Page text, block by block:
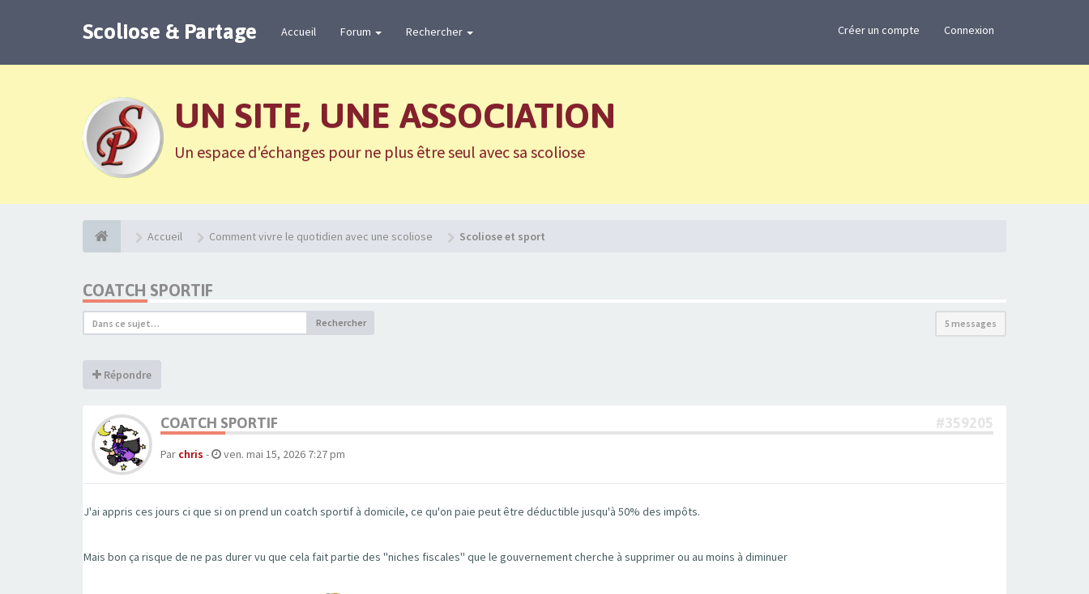
Scoliose & Partage Accueil Forum Rechercher Créer un compte Connexion
UN SITE, UNE ASSOCIATION
Un espace d'échanges pour ne plus être seul avec sa scoliose
Accueil Comment vivre le quotidien avec une scoliose Scoliose et sport
COATCH SPORTIF
Rechercher 5 messages
Répondre
COATCH SPORTIF #359205
Par chris - ven. mai 15, 2026 7:27 pm
J'ai appris ces jours ci que si on prend un coatch sportif à domicile, ce qu'on paie peut être déductible jusqu'à 50% des impôts.
Mais bon ça risque de ne pas durer vu que cela fait partie des ''niches fiscales'' que le gouvernement cherche à supprimer ou au moins à diminuer